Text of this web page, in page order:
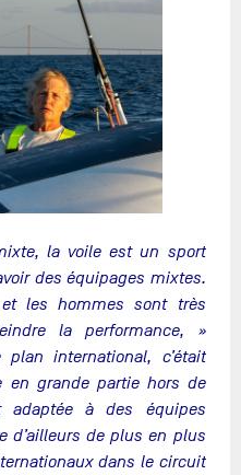
la voile est un sport
des équipages mixtes.
les hommes sont très
la performance, »
international, c’était
en grande partie hors de
adaptée à des équipes
d’ailleurs de plus en plus
dans le circuit